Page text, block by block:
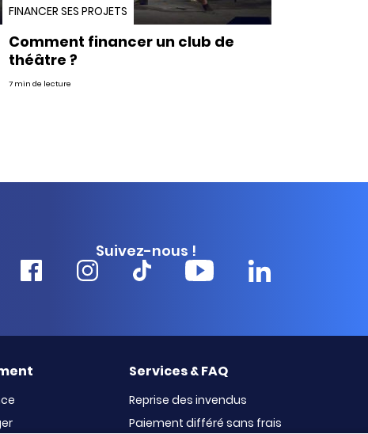
FINANCER SES PROJETS
Comment financer un club de
théâtre ?
7 min de lecture
Suivez-nous !
Services & FAQ
Reprise des invendus
Paiement différé sans frais